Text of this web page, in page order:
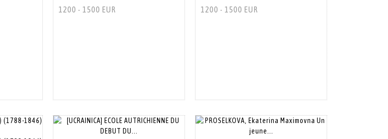
1200 - 1500 EUR 1200 - 1500 EUR